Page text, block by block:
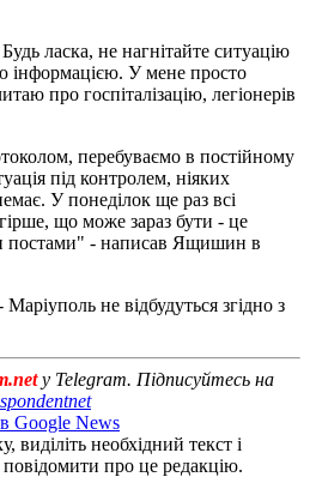
ласка, не нагнітайте ситуацію
інформацією. У мене просто
про госпіталізацію, легіонерів
перебуваємо в постійному
під контролем, ніяких
У понеділок ще раз всі
що може зараз бути - це
постами" - написав Ящишин в
не відбудуться згідно з
у Telegram. Підписуйтесь на
Google News
необхідний текст і
про це редакцію.